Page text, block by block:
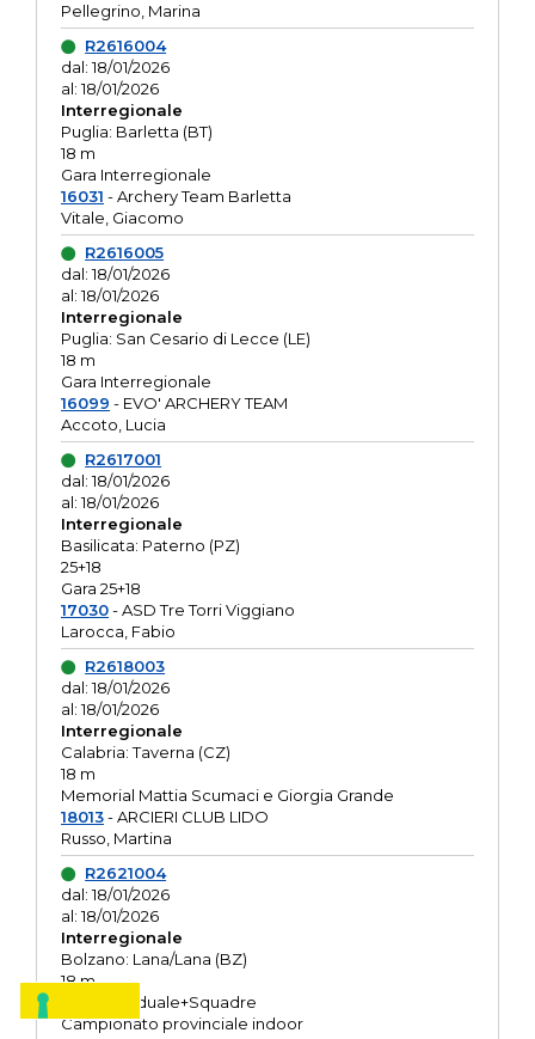
Pellegrino, Marina
R2616004
dal: 18/01/2026
al: 18/01/2026
Interregionale
Puglia: Barletta (BT)
18 m
Gara Interregionale
16031 - Archery Team Barletta
Vitale, Giacomo
R2616005
dal: 18/01/2026
al: 18/01/2026
Interregionale
Puglia: San Cesario di Lecce (LE)
18 m
Gara Interregionale
16099 - EVO' ARCHERY TEAM
Accoto, Lucia
R2617001
dal: 18/01/2026
al: 18/01/2026
Interregionale
Basilicata: Paterno (PZ)
25+18
Gara 25+18
17030- ASD Tre Torri Viggiano
Larocca, Fabio
R2618003
dal: 18/01/2026
al: 18/01/2026
Interregionale
Calabria: Taverna (CZ)
18 m
Memorial Mattia Scumaci e Giorgia Grande
18013- ARCIERI CLUB LIDO
Russo, Martina
R2621004
dal: 18/01/2026
al: 18/01/2026
Interregionale
Bolzano: Lana/Lana (BZ)
18 m
O.R. Individuale+Squadre
Campionato provinciale indoor